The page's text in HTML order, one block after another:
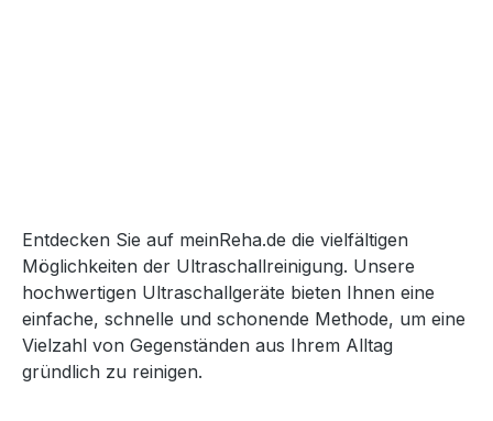
Entdecken Sie auf meinReha.de die vielfältigen
Möglichkeiten der Ultraschallreinigung. Unsere
hochwertigen Ultraschallgeräte bieten Ihnen eine
einfache, schnelle und schonende Methode, um eine
Vielzahl von Gegenständen aus Ihrem Alltag
gründlich zu reinigen.